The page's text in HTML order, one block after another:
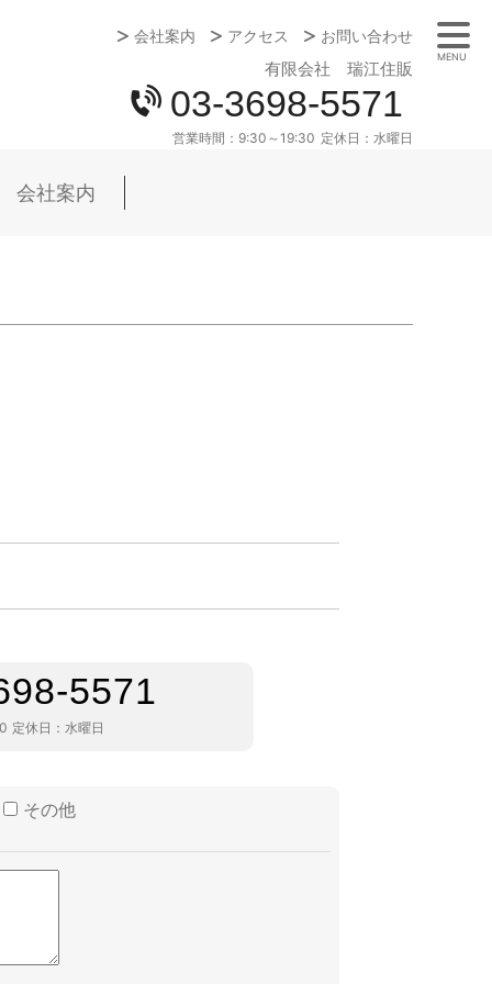
会社案内
アクセス お問い合わせ
有限会社 瑞江住販
03-3698-5571
営業時間： 9:30～19:30 定休日： 水曜日
会社案内
5571
定休日：水曜日
その他
MENU